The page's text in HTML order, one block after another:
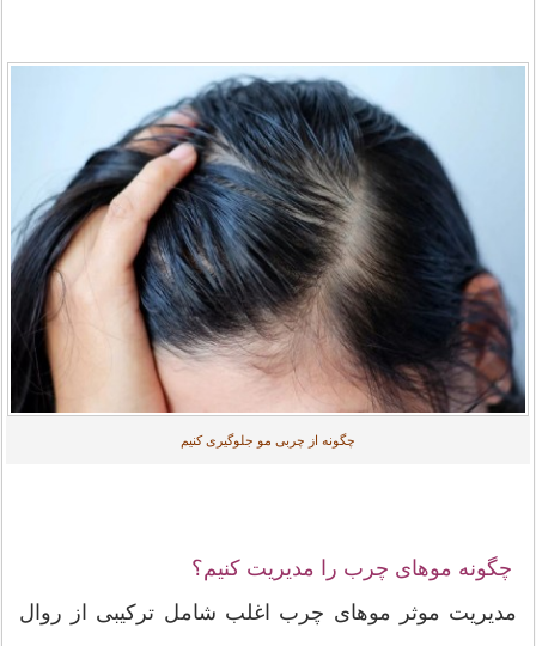
چگونه از چربی مو جلوگیری کنیم
چگونه موهای چرب را مدیریت کنیم؟
مدیریت موثر موهای چرب اغلب شامل ترکیبی از روال